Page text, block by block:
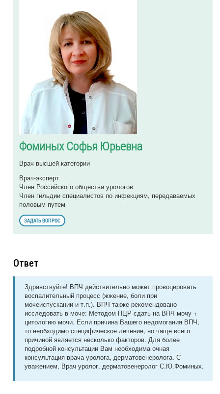
Фоминых Софья Юрьевна
Врач высшей категории
Врач-эксперт
Член Российского общества урологов
Член гильдии специалистов по инфекциям, передаваемых
половым путем
ЗАДАТЬ ВОПРОС
Ответ
Здравствуйте! ВПЧ действительно может провоцировать
воспалительный процесс (жжение, боли при
мочеиспускании и т.п.). ВПЧ также рекомендовано
исследовать в моче: Методом ПЦР сдать на ВПЧ мочу +
цитологию мочи. Если причина Вашего недомогания ВПЧ,
то необходимо специфическое лечение, но чаще всего
причиной является несколько факторов. Для более
подробной консультации Вам необходима очная
консультация врача уролога, дерматовенеролога. С
уважением, Врач уролог, дерматовенеролог С.Ю.Фоминых.